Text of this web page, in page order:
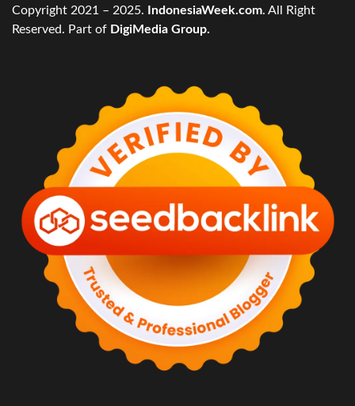
Copyright 2021 – 2025. IndonesiaWeek.com. All Right
Reserved. Part of DigiMedia Group.